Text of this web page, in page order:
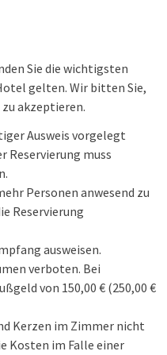
Sie die wichtigsten
gelten. Wir bitten Sie,
akzeptieren.
Ausweis vorgelegt
Reservierung muss
Personen anwesend zu
Reservierung
ausweisen.
verboten. Bei
von 150,00 € (250,00 €
Kerzen im Zimmer nicht
Kosten im Falle einer